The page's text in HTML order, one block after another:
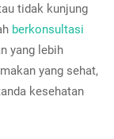
tidak kunjung
berkonsultasi
yang lebih
yang sehat,
kesehatan